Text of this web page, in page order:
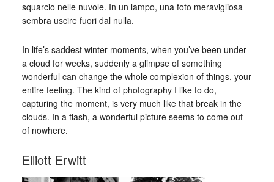
squarcio nelle nuvole. In un lampo, una foto meravigliosa
sembra uscire fuori dal nulla.
In life’s saddest winter moments, when you’ve been under
a cloud for weeks, suddenly a glimpse of something
wonderful can change the whole complexion of things, your
entire feeling. The kind of photography I like to do,
capturing the moment, is very much like that break in the
clouds. In a flash, a wonderful picture seems to come out
of nowhere.
Elliott Erwitt